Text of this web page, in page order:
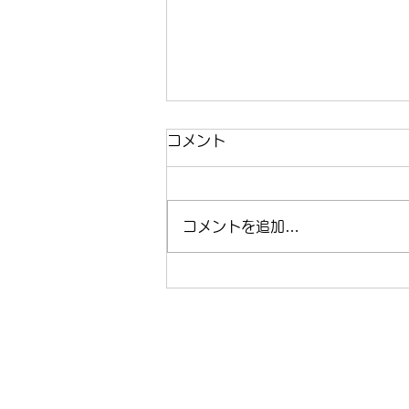
運動不足を「格闘技」で解決
コメント
コメントを追加…